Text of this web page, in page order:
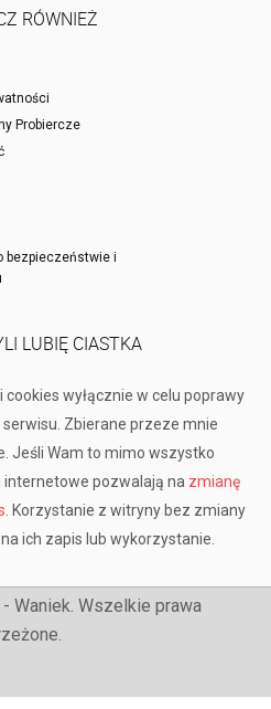
RÓWNIEŻ
Probiercze
bezpieczeństwie i
LUBIĘ CIASTKA
wyłącznie w celu poprawy
Zbierane przeze mnie
Jeśli Wam to mimo wszystko
pozwalają na zmianę
. Korzystanie z witryny bez zmiany
ich zapis lub wykorzystanie.
Waniek. Wszelkie prawa